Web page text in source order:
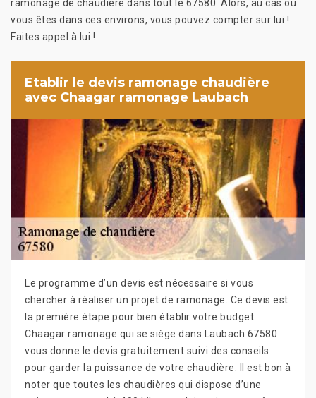
ramonage de chaudière dans tout le 67580. Alors, au cas où
vous êtes dans ces environs, vous pouvez compter sur lui !
Faites appel à lui !
Etablir le devis ramonage chaudière
avec Chaagar ramonage Laubach
Le programme d’un devis est nécessaire si vous
chercher à réaliser un projet de ramonage. Ce devis est
la première étape pour bien établir votre budget.
Chaagar ramonage qui se siège dans Laubach 67580
vous donne le devis gratuitement suivi des conseils
pour garder la puissance de votre chaudière. Il est bon à
noter que toutes les chaudières qui dispose d’une